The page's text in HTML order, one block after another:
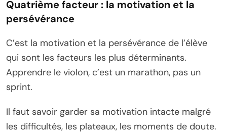
Quatrième facteur : la motivation et la
persévérance
C’est la motivation et la persévérance de l’élève
qui sont les facteurs les plus déterminants.
Apprendre le violon, c’est un marathon, pas un
sprint.
Il faut savoir garder sa motivation intacte malgré
les difficultés, les plateaux, les moments de doute.